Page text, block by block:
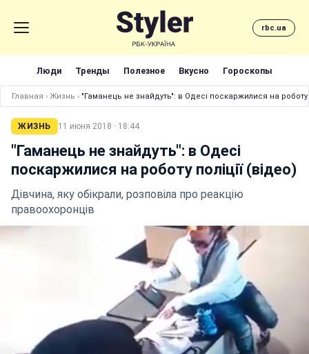
rbc.ua
Люди Тренды Полезное Вкусно Гороскопы
Главная › Жизнь › "Гаманець не знайдуть": в Одесі поскаржилися на роботу
ЖИЗНЬ 11 июня 2018 · 18:44
"Гаманець не знайдуть": в Одесі
поскаржилися на роботу поліції (відео)
Дівчина, яку обікрали, розповіла про реакцію
правоохоронців